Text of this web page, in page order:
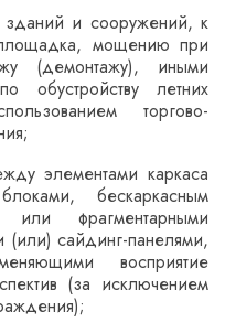
и сооружений, к
мощению при
(демонтажу), иными
обустройству летних
торгово-
элементами каркаса
бескаркасным
или фрагментарными
(или) сайдинг-панелями,
восприятие
(за исключением